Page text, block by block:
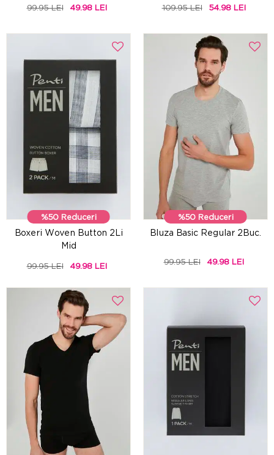
99.95 LEI 49.98 LEI 109.95 LEI 54.98 LEI
%50 Reduceri
Boxeri Woven Button 2Li
Mid
99.95 LEI 49.98 LEI
%50 Reduceri
Bluza Basic Regular 2Buc.
99.95 LEI 49.98 LEI